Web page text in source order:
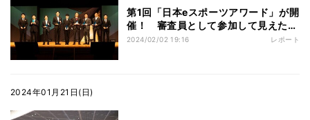
第1回「日本eスポーツアワード」が開
催！ 審査員として参加して見えたイ
ベントの課題
2024/02/02 19:16 レポート
2024年01月21日(日)